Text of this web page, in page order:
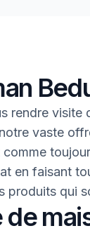
rendre visite
vaste
en faisant
produits qui
de